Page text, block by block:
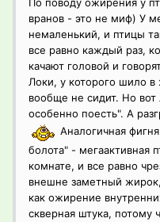
По поводу ожирения у
вранов - это не миф) У
немаленький, и птицы
все равно каждый раз,
качают головой и
Локи, у которого шило
вообще не сидит. Но вот
особенно поесть". А
Аналогичная
болота" - мегаактивная
комнате, и все равно
внешне заметный
как ожирение
скверная штука, потому